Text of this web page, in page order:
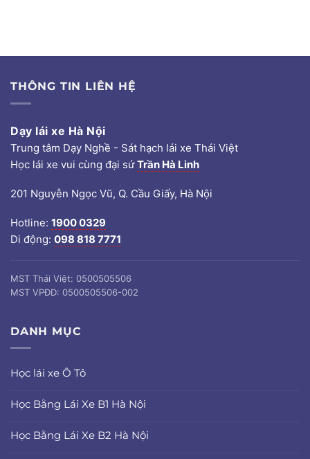
THÔNG TIN LIÊN HỆ
Dạy lái xe Hà Nội
Trung tâm Dạy Nghề - Sát hạch lái xe Thái Việt
Học lái xe vui cùng đại sứTrần Hà Linh
201 Nguyễn Ngọc Vũ, Q. Cầu Giấy, Hà Nội
Hotline: 1900 0329
Di động: 098 818 7771
MST Thái Việt: 0500505506
MST VPĐD: 0500505506-002
DANH MỤC
Học lái xe Ô Tô
Học Bằng Lái Xe B1 Hà Nội
Học Bằng Lái Xe B2 Hà Nội